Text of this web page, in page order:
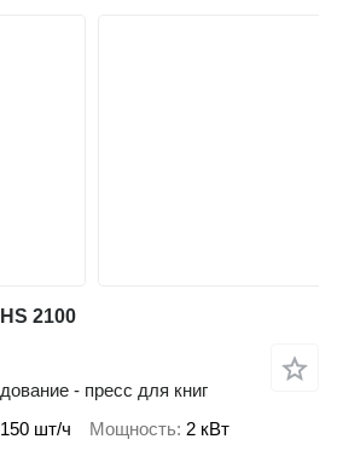
2100
- пресс для книг
150 шт/ч Мощность 2 кВт